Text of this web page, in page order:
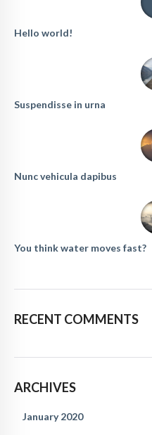
Hello world!
Suspendisse in urna
Nunc vehicula dapibus
You think water moves fast?
RECENT COMMENTS
ARCHIVES
January 2020